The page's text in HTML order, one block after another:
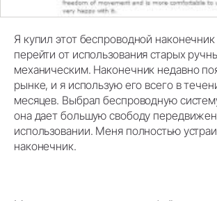
Я купил этот беспроводной
перейти от использования старых
механическим. Наконечник недавно
рынке, и я использую его всего в
месяцев. Выбрал беспроводную
она дает большую свободу
использовании. Меня полностью
наконечник.